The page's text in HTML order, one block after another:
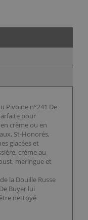
Pivoine n°241 De
pour
crème ou en
St-Honorés,
glacées et
crème au
meringue et
la Douille Russe
Buyer lui
nettoyé